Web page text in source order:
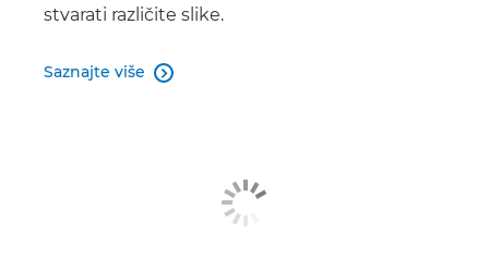
stvarati različite slike.
Saznajte više 